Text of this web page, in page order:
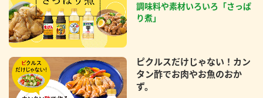
調味料や素材いろいろ「さっぱ
り煮」
ピクルスだけじゃない！カン
タン酢でお肉やお魚のおか
ず。